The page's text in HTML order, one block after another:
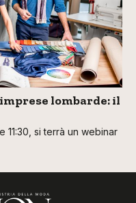
lombarde: il
11:30, si terrà un webinar